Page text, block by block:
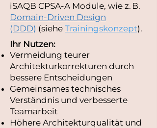
iSAQB CPSA‑A Module, wie z. B.
Domain-Driven Design
(DDD) (siehe Trainingskonzept).
Ihr Nutzen:
Vermeidung teurer
Architekturkorrekturen durch
bessere Entscheidungen
Gemeinsames technisches
Verständnis und verbesserte
Teamarbeit
Höhere Architekturqualität und